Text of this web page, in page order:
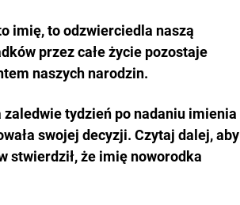
imię, to odzwierciedla naszą
przez całe życie pozostaje
naszych narodzin.
tydzień po nadaniu imienia
swojej decyzji. Czytaj dalej, aby
stwierdził, że imię noworodka